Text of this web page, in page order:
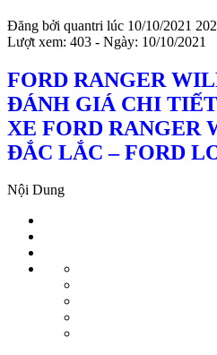
Đăng bởi quantri lúc 10/10/2021
Lượt xem: 403 - Ngày: 10/10/2021
FORD RANGER
ĐÁNH GIÁ CHI
XE FORD RANGER
ĐẮC LẮC – FORD
Nội Dung